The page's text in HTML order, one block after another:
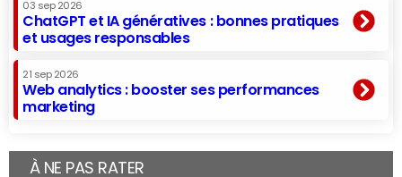
03 sep 2026
ChatGPT et IA génératives : bonnes pratiques
et usages responsables
21 sep 2026
Web analytics : booster ses performances
marketing
À NE PAS RATER